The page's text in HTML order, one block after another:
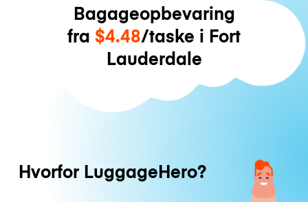
Bagageopbevaring
fra $4.48/taske i Fort
Lauderdale
Hvorfor LuggageHero?